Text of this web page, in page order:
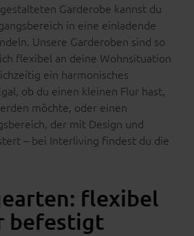
Garderobe kannst du
in eine einladende
Unsere Garderoben sind so
flexibel an deine Wohnsituation
ein harmonisches
ob du einen kleinen Flur hast,
möchte, oder einen
der mit Design und
– bei Interliving findest du die
flexibel
befestigt